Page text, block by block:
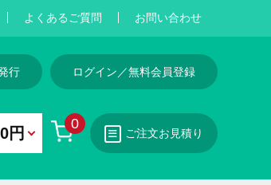
よくあるご質問 お問い合わせ
行 ログイン／無料会員登録
0
円 ご注文お見積り